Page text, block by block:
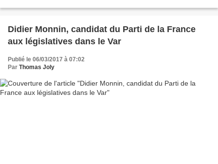
Didier Monnin, candidat du Parti de la France
aux législatives dans le Var
Publié le 06/03/2017 à 07:02
Par Thomas Joly